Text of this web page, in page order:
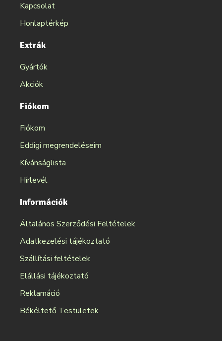
Kapcsolat
Honlaptérkép
Extrák
Gyártók
Akciók
Fiókom
Fiókom
Eddigi megrendeléseim
Kívánságlista
Hírlevél
Információk
Általános Szerződési Feltételek
Adatkezelési tájékoztató
Szállítási feltételek
Elállási tájékoztató
Reklamáció
Békéltető Testületek